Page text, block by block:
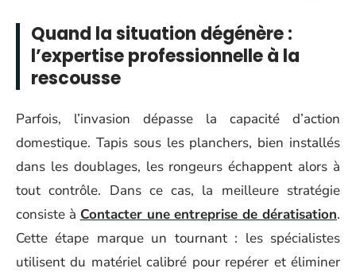
Quand la situation dégénère :
l’expertise professionnelle à la
rescousse
Parfois, l’invasion dépasse la capacité d’action
domestique. Tapis sous les planchers, bien installés
dans les doublages, les rongeurs échappent alors à
tout contrôle. Dans ce cas, la meilleure stratégie
consiste à Contacter une entreprise de dératisation.
Cette étape marque un tournant : les spécialistes
utilisent du matériel calibré pour repérer et éliminer